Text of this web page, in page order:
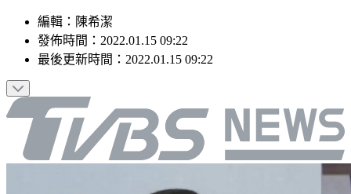
編輯 ： 陳希潔
發佈時間： 2022.01.15 09:22
最後更新時間： 2022.01.15 09:22